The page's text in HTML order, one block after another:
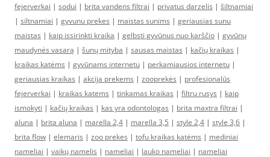
fejerverkai | sodui | brita vandens filtrai | privatus darzelis | šiltnamiai
| siltnamiai | gyvunu prekes | maistas sunims | geriausias sunu
maistas | kaip issirinkti kraika | gelbsti gyvūnus nuo karščio | gyvūnų
maudynės vasarą | šunų mityba | sausas maistas | kačių kraikas |
kraikas katėms | gyvūnams internetu | perkamiausios internetu |
geriausias kraikas | akcija prekems | zooprekės | profesionalūs
fejerverkai | kraikas katems | tinkamas kraikas | filtru rusys | kaip
ismokyti | kačių kraikas | kas yra odontologas | brita maxtra filtrai |
aluna | brita aluna | marella 2,4 | marella 3,5 | style 2,4 | style 3,6 |
brita flow | elemaris | zoo prekes | tofu kraikas katėms | mediniai
nameliai | vaikų namelis | nameliai | lauko nameliai | nameliai